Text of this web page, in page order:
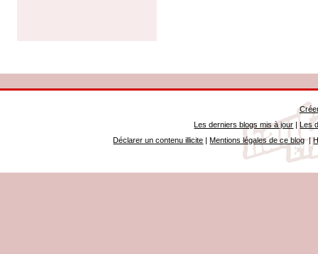
Les derniers blogs mis à jour
Les
Déclarer un contenu illicite
Mentions légales de ce blog|